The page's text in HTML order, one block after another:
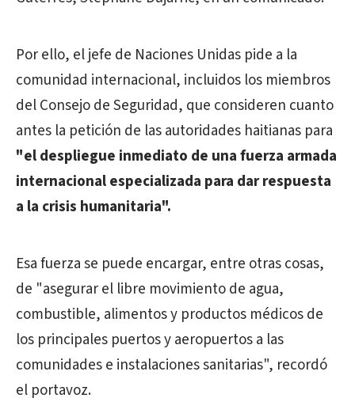
Por ello, el jefe de Naciones Unidas pide a la
comunidad internacional, incluidos los miembros
del Consejo de Seguridad, que consideren cuanto
antes la petición de las autoridades haitianas para
"el despliegue inmediato de una fuerza armada
internacional especializada para dar respuesta
a la crisis humanitaria".
Esa fuerza se puede encargar, entre otras cosas,
de "asegurar el libre movimiento de agua,
combustible, alimentos y productos médicos de
los principales puertos y aeropuertos a las
comunidades e instalaciones sanitarias", recordó
el portavoz.